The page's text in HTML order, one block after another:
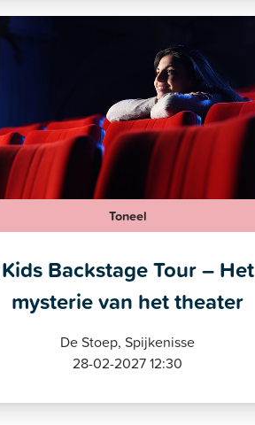
Toneel
Kids Backstage Tour – Het
mysterie van het theater
De Stoep, Spijkenisse
28-02-2027 12:30